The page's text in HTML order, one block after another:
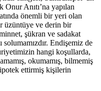
Anıtı’na yapılan
önemli bir yeri olan
üzüntüye ve derin bir
şükran ve sadakat
Endişemiz de
hangi koşullarda,
okumamış, bilmemiş
ipotek ettirmiş kişilerin